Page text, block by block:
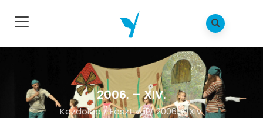
2006. – XIV.
Kezdõlap/Fesztivál/2006. – XIV.